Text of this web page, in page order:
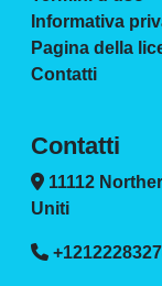
Informativa
Pagina della
Contatti
Contatti
11112
Uniti